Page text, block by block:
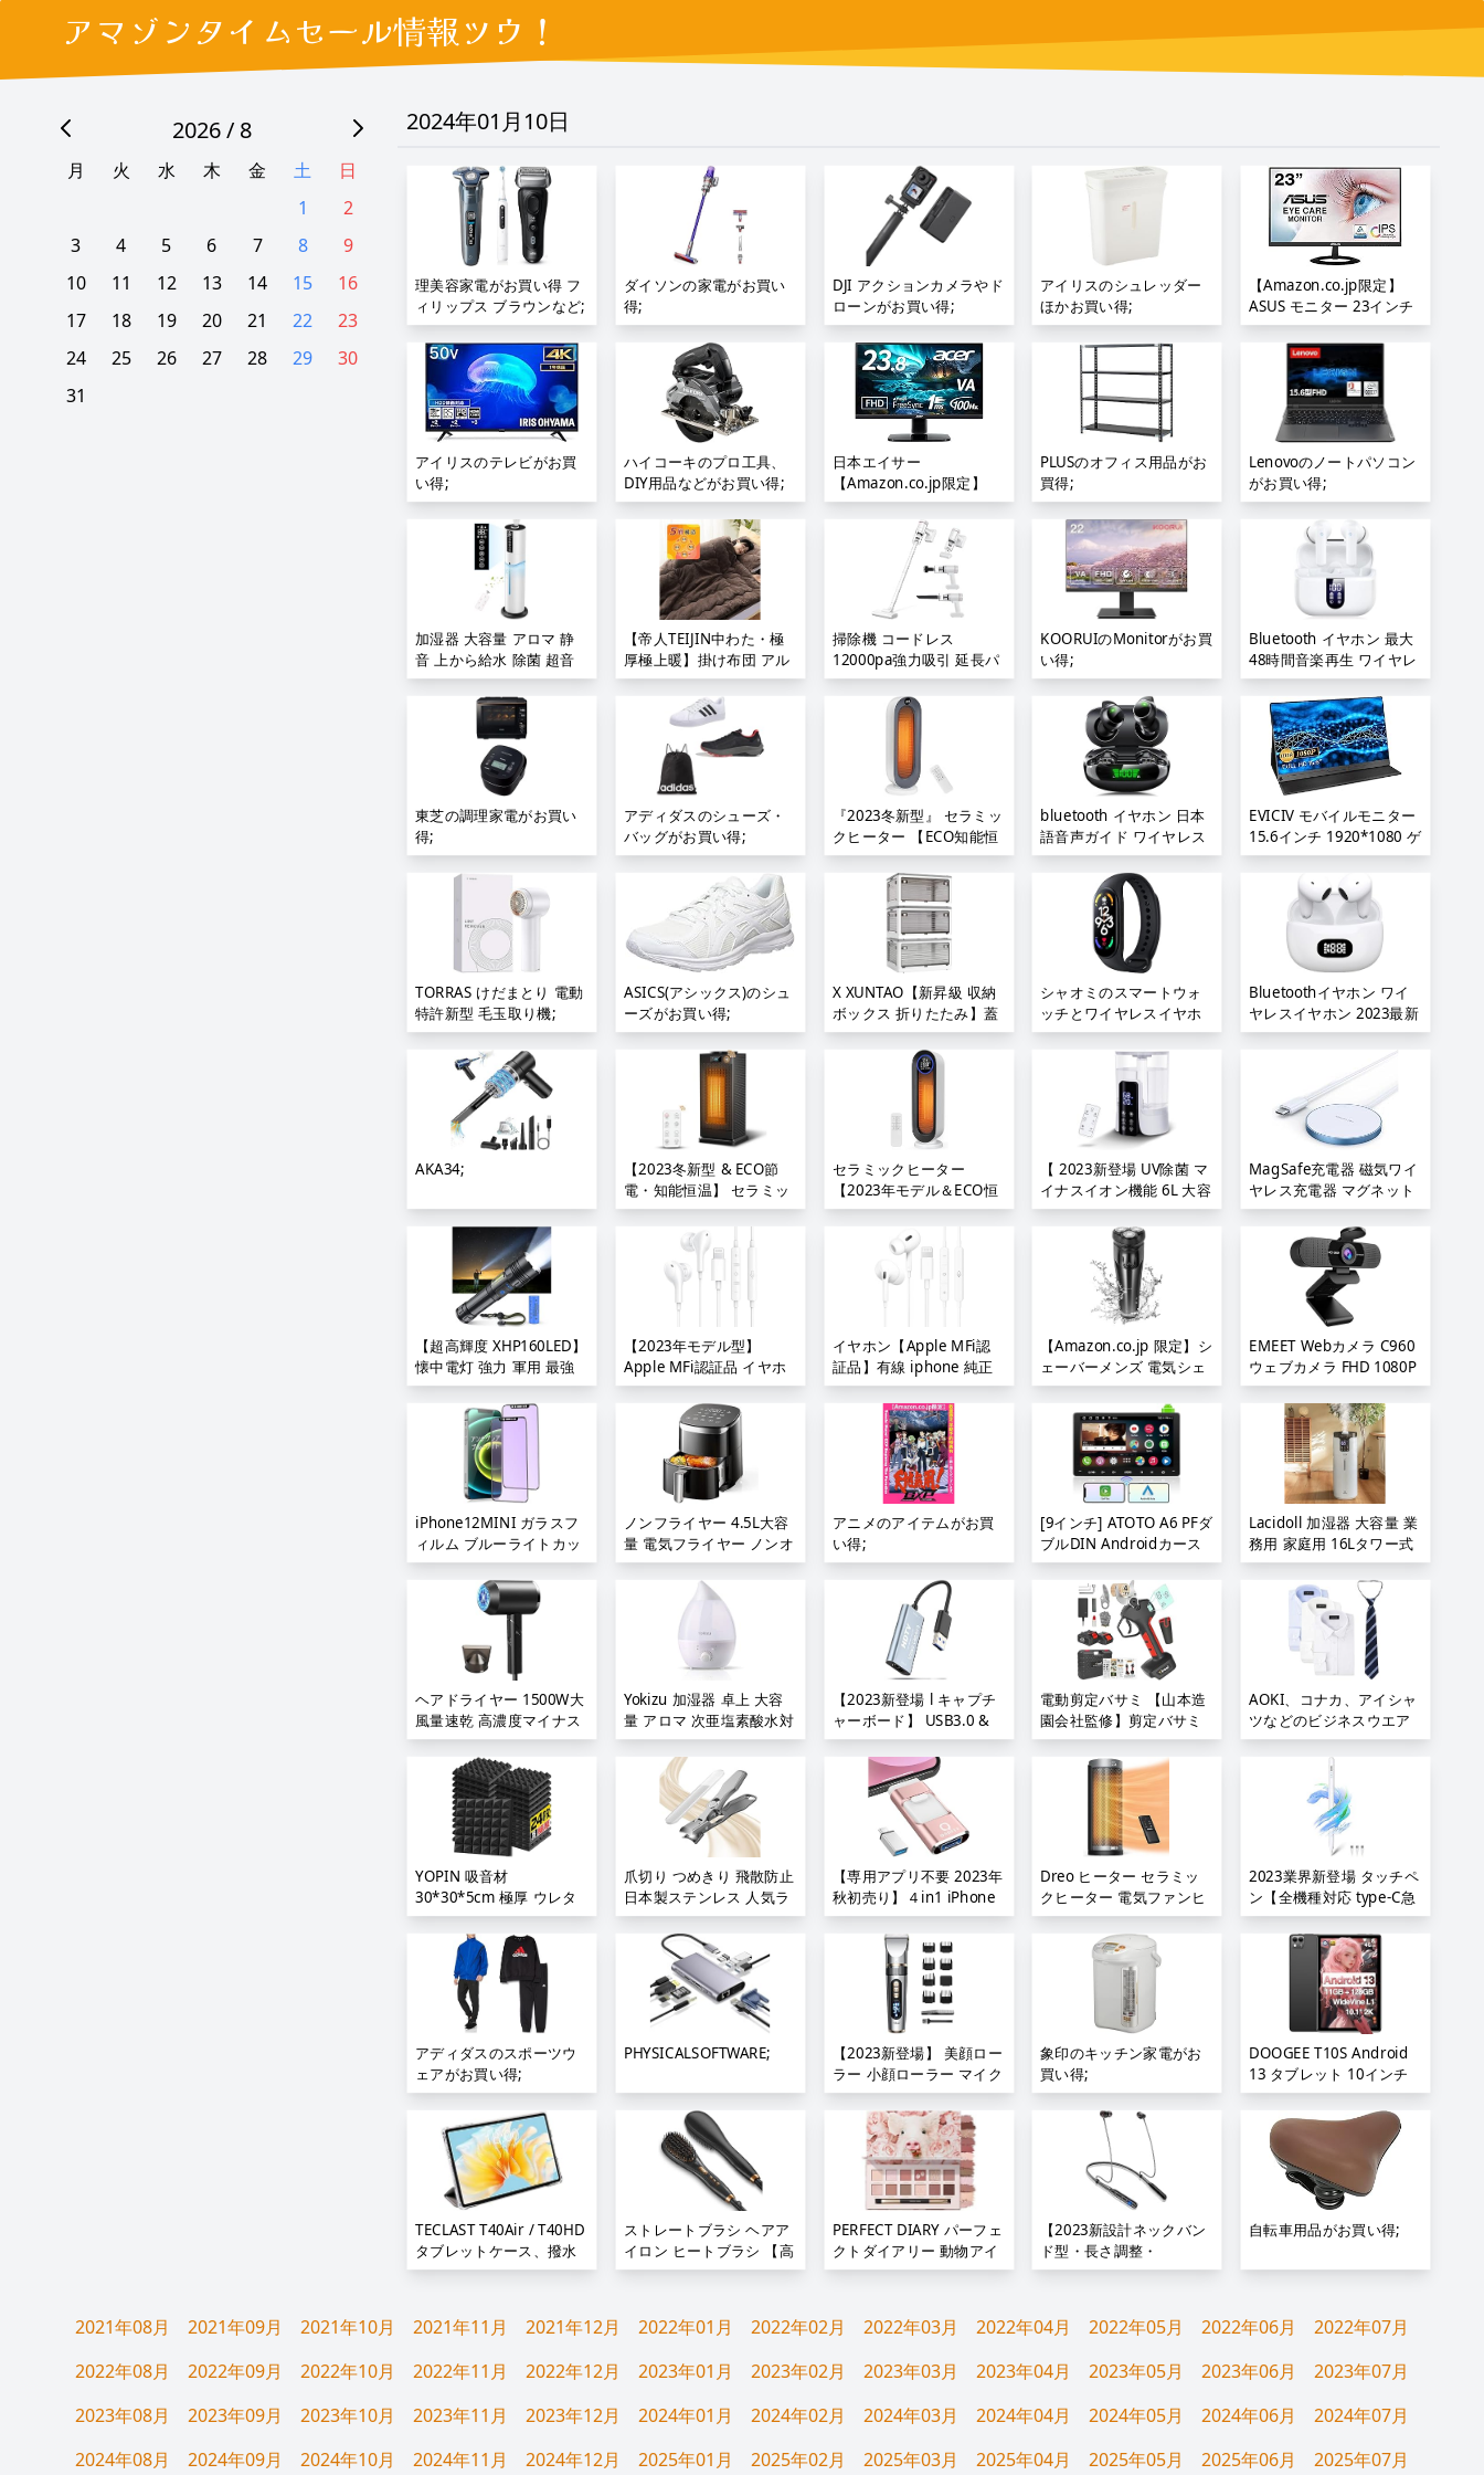
アマゾンタイムセール情報ツウ！
2024年01月10日
理美容家電がお買い得 フ
ィリップス ブラウンなど;
ダイソンの家電がお買い
得;
DJI アクションカメラやド
ローンがお買い得;
アイリスのシュレッダー
ほかお買い得;
【Amazon.co.jp限定】
ASUS モニター 23インチ
ディスプレイ IPS FHD
HDMI D-sub スピーカー
Eye Care VZ239HR;
アイリスのテレビがお買
い得;
ハイコーキのプロ工具、
DIY用品などがお買い得;
日本エイサー
【Amazon.co.jp限定】
Acer モニター 23.8インチ
フルHD VA 非光沢 100Hz
1ms HDMI ミニD-Sub15
VESAマウント対応 スピー
カー内蔵 AMD FreeSync
KA242YHbmix;
PLUSのオフィス用品がお
買得;
Lenovoのノートパソコン
がお買い得;
加湿器 大容量 アロマ 静
音 上から給水 除菌 超音
波加湿器 床置き タワー式
48時間連続稼働 最大噴霧
量300ML/H 定湿機能 8.0L
12時間切タイマー 3段階
加湿量 加湿器 空気清浄
吹出し口360°回転 湿度セ
ンサー 加湿器 お手入れ簡
単 水漏れしない 省エネ
タッチパネル リモコン付
40畳 転倒防止 空焚き防止
家庭/寝室/会社/花粉/乾燥
【帝人TEIJIN中わた・極
厚極上暖】掛け布団 アル
ミシート入り ５層構造 吸
湿発熱・蓄熱保温 掛け毛
布 冬接触温感あったか か
け布団 二枚あわせ 厚手
キルトケット もうふ フラ
ンネル 静電気防止 抗菌防
臭防ダニ加工 丸洗い
LIFERISE;
掃除機 コードレス
12000pa強力吸引 延長パ
イプ 4種類ノズル 2way
ハンディークリーナー ス
ティッククリーナー コー
ドレス掃除機 Type-C充電
式 軽量 一人暮らし HEPA
フィルター スティック掃
除機 コードレスクリーナ
ー 操作簡単 車用/家庭用
(white);
KOORUIのMonitorがお買
い得;
Bluetooth イヤホン 最大
48時間音楽再生 ワイヤレ
スイヤホン LEDディスプ
レイ表示 Bluetooth5.3 タ
ッチコントロール マイク
付き最大48時間再生 重低
音 Hi-Fi 完全ワイヤレス
片耳/両耳モード;
東芝の調理家電がお買い
得;
アディダスのシューズ・
バッグがお買い得;
『2023冬新型』 セラミッ
クヒーター 【ECO知能恒
温 節電対策】 セラミック
ファンヒーター 暖房器具
省エネ 電気 ファンヒータ
ー 首振り 3段階温度調整
800W/1200W 切り忘れ防
止 二重過熱保護 転倒OFF
タイマー機能 リモコン付
き 大風量 速暖 電気スト
ーブ 電気ヒーター 足元
スリム タワー 脱衣所 寝
室 トイレ 日本語取扱説明
bluetooth イヤホン 日本
語音声ガイド ワイヤレス
イヤホン Hi-Fi音質 低遅延
蓋を開けたら接続 LEDデ
ィスプレイ表示 最大40時
間音楽再生 Type-C急速充
電 AAC/SBC対応 ハンズフ
リー通話 マイク内蔵 片
耳/両耳 IPX7防水 小型/軽
量;
EVICIV モバイルモニター
15.6インチ 1920*1080 ゲ
ーミング用 ポータブルデ
ィスプレイ IPS液晶パネ
ル 薄型 軽量 ペンホール
スタンド VESA 保護カバ
ー USB Type-C 標準
PS4/XBOX/Switch/PC/Mac
など対応 在宅勤務 リモー
トワーク;
TORRAS けだまとり 電動
特許新型 毛玉取り機;
ASICS(アシックス)のシュ
ーズがお買い得;
X XUNTAO【新昇級 収納
ボックス 折りたたみ】蓋
付き 積み重ね 全方向から
取り出せる 収納ケース 衣
類 布団 おもちゃ 小物 収
納 折り畳み コンテナ ボ
ックス 大型 プラスチック
キャスター付き おしゃれ
組立簡単 多機能 防塵 防
カビ 防湿 無臭 透明 厚み
強い耐荷重 大容量 家庭用
車用 複数のサイズ 各種カ
シャオミのスマートウォ
ッチとワイヤレスイヤホ
ンがお買い得;
Bluetoothイヤホン ワイ
ヤレスイヤホン 2023最新
ブルートゥースイヤホン
EDR+Bluetooth5.3搭載
カルナ型 自動ペアリング
接続瞬時 ハンズフリー通
話 マイク内蔵 タッチ操作
iPhone/Android適用 コ
ンパクト/テレワーク/通
勤/通学/WEB会議 (white);
AKA34;
【2023冬新型 & ECO節
電・知能恒温】 セラミッ
クヒーター 人感センサー
首振り 電気ファンヒータ
ー 足元ヒーター 1500w
速暖 大風量 立体送風 セ
ラミックファンヒーター
小型 暖房器具 省エネ 12h
タイマー 4段階温度調節
高濃度マイナスイオン空
気清浄 転倒OFF 電気ヒー
ター 窓下結露対策 寒さ対
策 寝室/トイレ/洗面所/脱
衣所/オフィスに適用 日本
語説明書付;
セラミックヒーター
【2023年モデル＆ECO恒
温運転】電気ストーブ 節
電対策 暖房器具 省エネ
自動首振り 電気ヒーター
LED大型ディスプレ タイ
マー機能 セラミックファ
800W/1200W パワー 即
暖 電気ファンヒーター ス
リム 温風 メモリー機能
転倒OFF リモコン付き 持
ち運び便利 脱衣所 足元
トイレ オフィス キッチン
リビング 寝室 書斎 部屋
【 2023新登場 UV除菌 マ
イナスイオン機能 6L 大容
量 】 加湿器 ハイブリッ
ド式 (超音波 + 加熱式/ス
チーム) ~25畳 自動湿度調
整 タイマー 上から給水
連続最大35時間 空焼き防
止 お手入れ簡単 タッチパ
ネル 温度/湿度表示 おや
すみモード 静音 アロマ対
応 空気清浄 カートリッジ
リモコン付き 卓上 寝室;
MagSafe充電器 磁気ワイ
ヤレス充電器 マグネット
式 マグセーフ充電器
iPhone15/Plus/Pro/Pro
Max,iPhone14/Plus/Pro/Pro
Max,iPhone13/mini/Pro/Pro
Max,iPhone12/mini/Pro/Pro
Max,MagSafe対応の
AirPods 急速 軽量 超薄型
無線充電器
7.5W/10W/15W Type-C
強力磁気;
【超高輝度 XHP160LED】
懐中電灯 強力 軍用 最強
ハンディライト Type-C
USB充電式 LED 白&赤色
灯 COB作業灯 IPX6防水
高輝度 フラッシュライト
7モード調光 ズーム式 ア
ルミニウム合金 耐衝撃
2M 新型 明るい 残量表示
機能 自転車 登山 夜釣り
夜間訓練 作業用 停電 防
災 地震 避難対策 日本語
取扱説明書;
【2023年モデル型】
Apple MFi認証品 イヤホ
ン 有線イヤホン
lightning ライトニングイ
ヤホン iphone用イヤホン
マイク付き 通話可能 コン
トローラ付き 音量調節 ス
テレオイヤフォン 磁気設
計 絡み防止 ios対応
14/14 Pro/14P/14P
MAX/13/13Pro/12/12Pro/11/X/XS/XR/XS
Max/8/8P/7/7P/iPad/ipod;
イヤホン【Apple MFi認
証品】有線 iphone 純正
HiFi音質 通話可能 イヤホ
ンマイク 快適な装着感
lightning ライトニング
人間工学 絡み防止 有線イ
ヤホン 遅延なし pa;
【Amazon.co.jp 限定】シ
ェーバーメンズ 電気シェ
ーバー ZYZYZK ひげそり
電動 乾湿両用 極薄メッシ
ュ刃3ヘッド 低騒音人気
回転式 深剃り 髭剃り
IPX7防水可能 肌にやさし
い USB 充電式 男性への
誕生日プレゼント;
EMEET Webカメラ C960
ウェブカメラ FHD 1080P
30FPS 200万画素 90°広角
パソコン用 2つ内蔵マイ
ク 目隠しカバー付き 固定
フォーカス usb 小型 pc
外付け オンライン会議 動
画配信用 自動光補正 USB
給電 三脚取付可 skype
Youtube Windows
7/8/8.1/10/11 Mac OS
10.10/以上 グレー;
iPhone12MINI ガラスフ
ィルム ブルーライトカッ
ト アンチグレア
iPhone12 MINI 保護フィ
ルム ブルーライト サラサ
ラ アイフォン12 MINI フ
ィルム 強化ガラス ブルー
ライト さらさら い
Phone12ミニ スマホ フィ
ルム 保護シート 指紋 防
止 【1枚セット/硬度10H/
反射防止/貼り付け簡単】;
ノンフライヤー 4.5L大容
量 電気フライヤー ノンオ
イル 揚げ物 惣菜 1~5人
エアーフライヤー LEDデ
ィスプレイ タッチパネル
タイマー 温度調整 日本語
説明書 日本語レシピ付き
PSE認証済 黒色 (黑);
アニメのアイテムがお買
い得;
[9インチ] ATOTO A6 PFダ
ブルDIN Androidカース
テレオ、ワイヤレス
CarPlay、Android Auto
ワイヤレス、IPSディスプ
レイ、Androidオーディ
オ一体型カーナビ、GPS
トラッキング 、デュアル
Bluetooth、WiFi/BT/USB
テザリングインターネッ
ト、HD LRV、2G + 32G、
A6G209PF;
Lacidoll 加湿器 大容量 業
務用 家庭用 16Lタワー式
超音波加湿器 噴霧器 部屋
保湿 上から給水 お手入れ
簡単 静音 水漏れしない
知能恒湿 4段階霧量調整
可能 空焚き防止 12hタイ
マー リビングルーム/事務
室/学校/デパート/病院/歯
科診療所/工場適用;
ヘアドライヤー 1500W大
風量速乾 高濃度マイナス
イオン 【新登場】 ドライ
ヤー 過熱防止機能 三つモ
ード 冷熱風 57℃恒温 強
力 コンパクト 折りたたみ
式 ノズル付 持ち運び便利
軽量 旅行・出張・家庭用;
Yokizu 加湿器 卓上 大容
量 アロマ 次亜塩素酸水対
応 除菌 超音波 LEDライト
加湿機 しずく型 お手入れ
簡単 静音 省エネ 空焚き
防止 吹出口360°調整 乾燥
対策 寝室 リビング オフ
ィス 6-9畳;
【2023新登場 l キャプチ
ャーボード】 USB3.0 &
HDMI 変換アダプタ HD画
質録画 HD1080P/4Kパス
スルー機能 HDMI ビデオ
キャプチャー ゲーム録
画/HDMIビデオ録画/ライ
ブ配信用キャプチャー ボ
ード 電源不要 小型軽量
低遅延
Switch/PS5/4/3/Xbox用サ
ポート Win 7/8/10 Linux
OBS Twitch対応 日本語取
扱説明書付き;
電動剪定バサミ 【山本造
園会社監修】剪定バサミ
18V切断径40mmのコード
レス充電式剪定バサミ 2
段階開き角度調節可 マキ
タ18V互換 4500mAh大容
量バッテリー付き PSE認
証取得済み 切断回数と残
量表示ディスプレー ブラ
シレスモーター搭載切れ
味良い 日本語取扱説明書
付き 人気 2023年新モデ
ル 剪定鋏;
AOKI、コナカ、アイシャ
ツなどのビジネスウエア
がお買い得;
YOPIN 吸音材
30*30*5cm 極厚 ウレタ
ンフォーム 吸音対策 室内
装飾 楽器 消音 騒音 防音
吸音パネル 両面テープ付
爪切り つめきり 飛散防止
日本製ステンレス 人気ラ
ンキング 爪切りセット 爪
やすり 爪用ヤスリ 特大開
口 ワンクリックスイッチ
収納ケース付き 防水 手足
用 各種爪に 男女兼用;
【専用アプリ不要 2023年
秋初売り】４in1 iPhone
対応 USBメモリ 128GB
アプリ不要 高速 バックア
ップ iPad対応 usbメモリ
ー 写真保存 スライド式
iOS/Type-C/USB/Micro
USB搭載 データ移行 外付
けUSB スマホ/PC/iPad対
応 容量不足解消 ゴールド
Phone 15/14 Pro/13/12
/SE/iPad Air/Pro各種対
Dreo ヒーター セラミッ
クヒーター 電気ファンヒ
ーター 2秒速暖 5種モード
70°首振り リモコン操作
暖房器具 12時間タイマー
転倒自動OFF 過熱保護 省
エネ 1200W 知能恒温 足
元ヒーター 卓上 温風 タ
ワー式 LEDディスプレイ
脱衣所 寝室 リビング オ
フィス 日本語取扱説明書
银;
2023業界新登場 タッチペ
ン【全機種対応 type-C急
速充電】スタイラスペン
超高精度 極細 apple
penci互换ペン 誤ON/OFF
防止/電量表示/磁気吸着機
能対応 軽量 耐久
iPad/iPhone/Android/ス
マホ/タブレット用ペンシ
ル…;
アディダスのスポーツウ
ェアがお買い得;
PHYSICALSOFTWARE;
【2023新登場】 美顔ロー
ラー 小顔ローラー マイク
ロカレント 微弱電流 ソー
ラーパネル Y字型 3Dダイ
ヤモンドカット 美容ロー
ラー 充電不要 美顔器 防
水 男女兼用 母の日 誕生
日 ギフト 日本語取扱説明
書 (シルバー) (シルバー);
象印のキッチン家電がお
買い得;
DOOGEE T10S Android
13 タブレット 10インチ
android タブレット 10イ
ンチ wi-fiモデル、
11GB(6+5GB拡
張)+128GB+1TB TF拡張、
4G LTE SIMフリー
1.6GHz 8コアCPU、
6600mAh大容量バッテリ
ー、1200*1920 解像度
供にも最適贈り物/子供用;
TECLAST T40Air / T40HD
タブレットケース、撥水
タブレットケース 10.4イ
ケース【TECLAST
ストレートブラシ ヘアア
イロン ヒートブラシ 【高
濃度マイナスイオン 16段
MAX230℃ 1時間自動電源
プレー 静電気防止 温度ロ
ケア 髪質改善 海外対応
PERFECT DIARY パーフェ
クトダイアリー 動物アイ
シャドウパレット
【2023新設計ネックバン
ド型・長さ調整・
Bluetooth 5.3】
掛けイヤホン ブルートゥ
ズキャンセリング Type-C
ォン マグネット搭載 自動
通話 IPX7防水 軽量 音量
自転車用品がお買い得;
2026 / 8
月 火 水 木 金 土
日
1
2
3
4 5 6 7 8
9
10
11 12 13 14 15
16
17
18 19 20 21 22
23
24
25 26 27 28 29
30
31
2021年08月 2021年09月 2021年10月 2021年11月 2021年12月 2022年01月 2022年02月 2022年03月 2022年04月 2022年05月 2022年06月
2022年07月
2022年08月
2022年09月 2022年10月 2022年11月 2022年12月 2023年01月 2023年02月 2023年03月 2023年04月 2023年05月 2023年06月
2023年07月
2023年08月
2023年09月 2023年10月 2023年11月 2023年12月 2024年01月 2024年02月 2024年03月 2024年04月 2024年05月 2024年06月
2024年07月
2024年08月
2024年09月 2024年10月 2024年11月 2024年12月 2025年01月 2025年02月 2025年03月 2025年04月 2025年05月 2025年06月 2025年07月